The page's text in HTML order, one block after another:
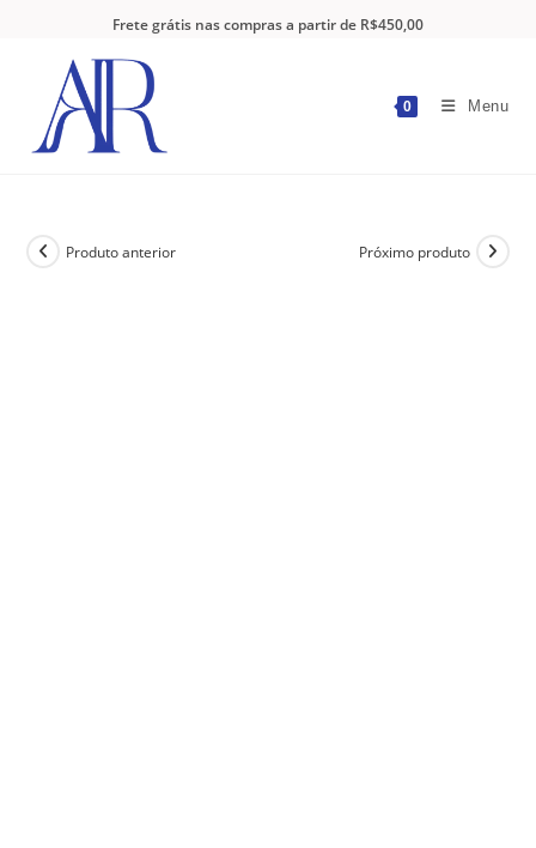
Frete grátis nas compras a partir de R$450,00
0 Menu
Produto anterior Próximo produto